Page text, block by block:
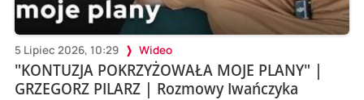
5 Lipiec 2026, 10:29 Wideo
"KONTUZJA POKRZYŻOWAŁA MOJE PLANY" |
GRZEGORZ PILARZ | Rozmowy Iwańczyka